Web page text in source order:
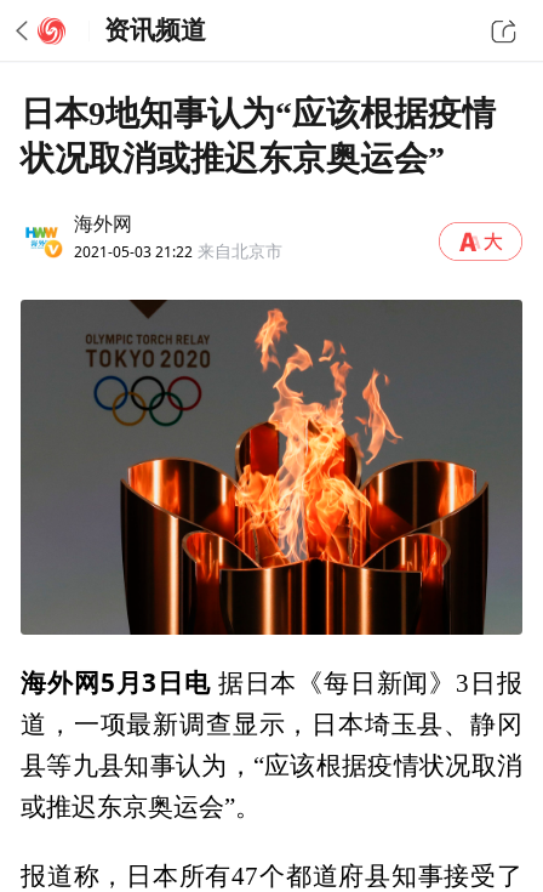
资讯频道
日本9地知事认为“应该根据疫情
状况取消或推迟东京奥运会”
海外网
2021-05-03 21:22 来自北京市
海外网5月3日电据日本《每日新闻》3日报
道，一项最新调查显示，日本埼玉县、静冈
县等九县知事认为，“应该根据疫情状况取消
或推迟东京奥运会”。
报道称，日本所有47个都道府县知事接受了